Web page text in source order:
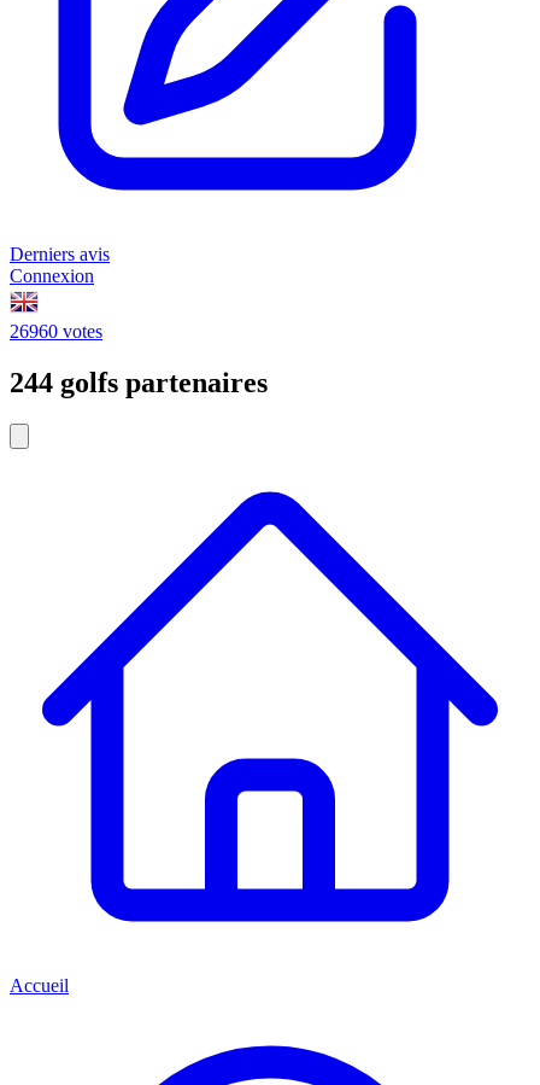
Derniers avis
Connexion
26960 votes
244 golfs partenaires
Accueil